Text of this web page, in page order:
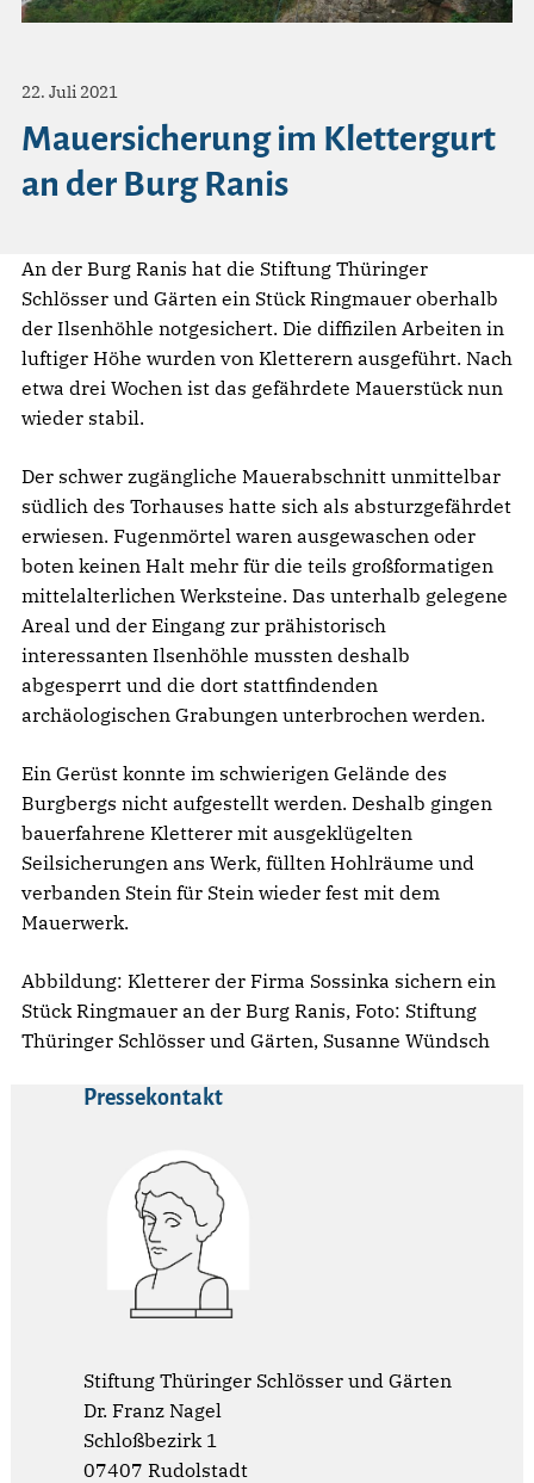
22. Juli 2021
Mauersicherung im Klettergurt
an der Burg Ranis
An der Burg Ranis hat die Stiftung Thüringer
Schlösser und Gärten ein Stück Ringmauer oberhalb
der Ilsenhöhle notgesichert. Die diffizilen Arbeiten in
luftiger Höhe wurden von Kletterern ausgeführt. Nach
etwa drei Wochen ist das gefährdete Mauerstück nun
wieder stabil.
Der schwer zugängliche Mauerabschnitt unmittelbar
südlich des Torhauses hatte sich als absturzgefährdet
erwiesen. Fugenmörtel waren ausgewaschen oder
boten keinen Halt mehr für die teils großformatigen
mittelalterlichen Werksteine. Das unterhalb gelegene
Areal und der Eingang zur prähistorisch
interessanten Ilsenhöhle mussten deshalb
abgesperrt und die dort stattfindenden
archäologischen Grabungen unterbrochen werden.
Ein Gerüst konnte im schwierigen Gelände des
Burgbergs nicht aufgestellt werden. Deshalb gingen
bauerfahrene Kletterer mit ausgeklügelten
Seilsicherungen ans Werk, füllten Hohlräume und
verbanden Stein für Stein wieder fest mit dem
Mauerwerk.
Abbildung: Kletterer der Firma Sossinka sichern ein
Stück Ringmauer an der Burg Ranis, Foto: Stiftung
Thüringer Schlösser und Gärten, Susanne Wündsch
Pressekontakt
Stiftung Thüringer Schlösser und Gärten
Dr. Franz Nagel
Schloßbezirk 1
07407 Rudolstadt